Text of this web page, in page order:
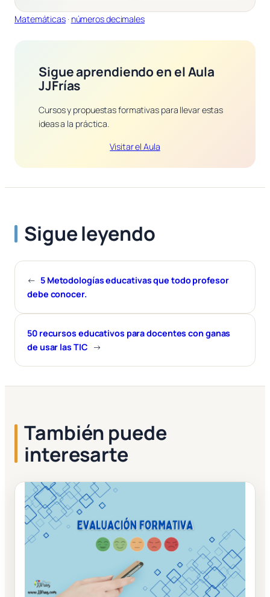
Matemáticas · números decimales
Sigue aprendiendo en el Aula
JJFrías
Cursos y propuestas formativas para llevar estas
ideas a la práctica.
Visitar el Aula
Sigue leyendo
← 5 Metodologías educativas que todo profesor
debe conocer.
50 recursos educativos para docentes con ganas
de usar las TIC →
También puede
interesarte